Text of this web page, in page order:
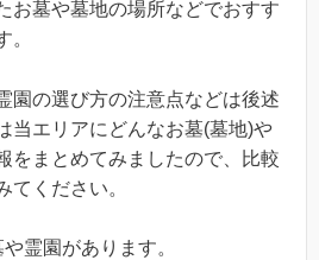
お墓や墓地の場所などでおすす
。
園の選び方の注意点などは後述
当エリアにどんなお墓(墓地)や
をまとめてみましたので、比較
てください。
霊園があります。